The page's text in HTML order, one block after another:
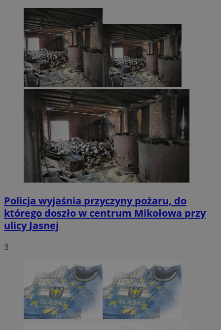
Policja wyjaśnia przyczyny pożaru, do
którego doszło w centrum Mikołowa przy
ulicy Jasnej
3